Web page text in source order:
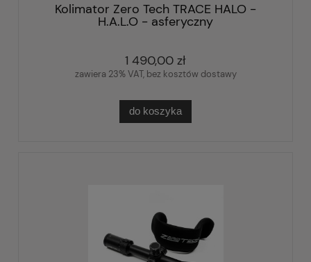
Kolimator Zero Tech TRACE HALO -
H.A.L.O - asferyczny
1 490,00 zł
zawiera 23% VAT, bez kosztów dostawy
do koszyka